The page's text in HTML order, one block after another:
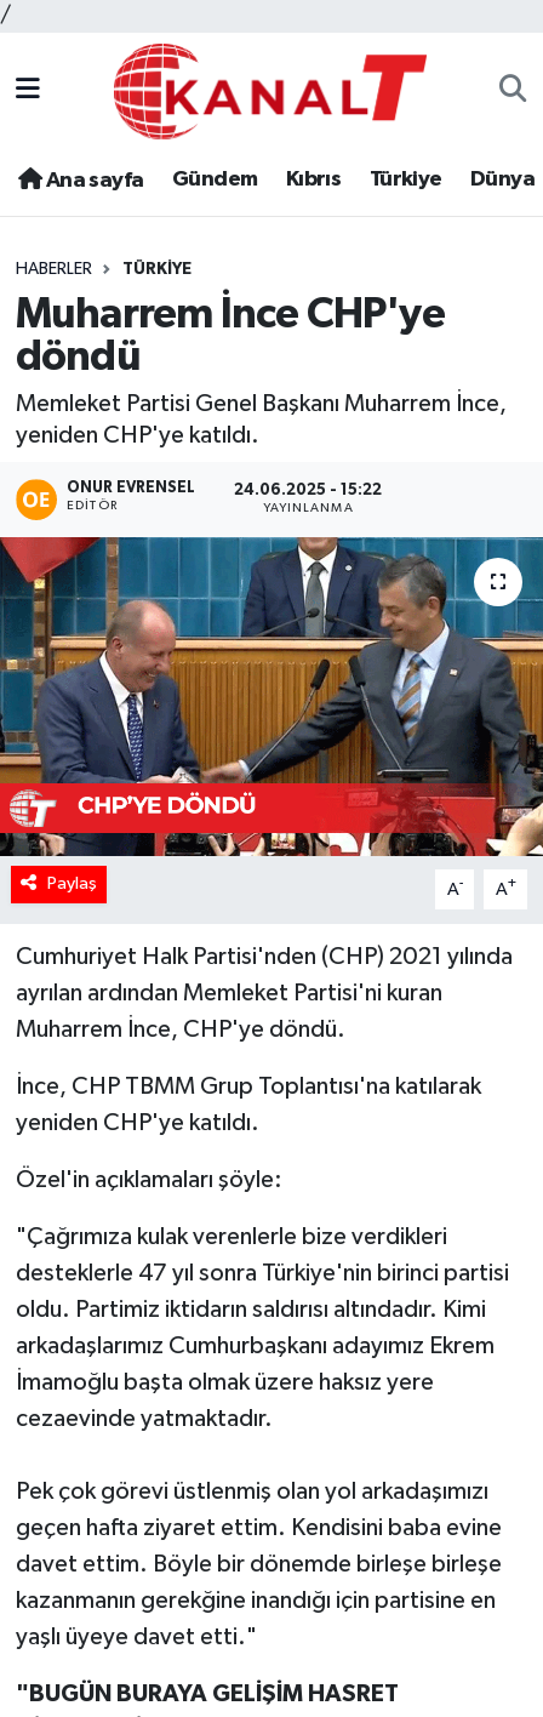
/
Ana sayfa Gündem Kıbrıs Türkiye Dünya
HABERLER TÜRKIYE
Muharrem İnce CHP'ye
döndü
Memleket Partisi Genel Başkanı Muharrem İnce,
yeniden CHP'ye katıldı.
ONUR EVRENSEL
EDITÖR
24.06.2025 - 15:22
YAYINLANMA
Paylaş A- A+
Cumhuriyet Halk Partisi'nden (CHP) 2021 yılında
ayrılan ardından Memleket Partisi'ni kuran
Muharrem İnce, CHP'ye döndü.
İnce, CHP TBMM Grup Toplantısı'na katılarak
yeniden CHP'ye katıldı.
Özel'in açıklamaları şöyle:
"Çağrımıza kulak verenlerle bize verdikleri
desteklerle 47 yıl sonra Türkiye'nin birinci partisi
oldu. Partimiz iktidarın saldırısı altındadır. Kimi
arkadaşlarımız Cumhurbaşkanı adayımız Ekrem
İmamoğlu başta olmak üzere haksız yere
cezaevinde yatmaktadır.
Pek çok görevi üstlenmiş olan yol arkadaşımızı
geçen hafta ziyaret ettim. Kendisini baba evine
davet ettim. Böyle bir dönemde birleşe birleşe
kazanmanın gerekğine inandığı için partisine en
yaşlı üyeye davet etti."
"BUGÜN BURAYA GELİŞİM HASRET